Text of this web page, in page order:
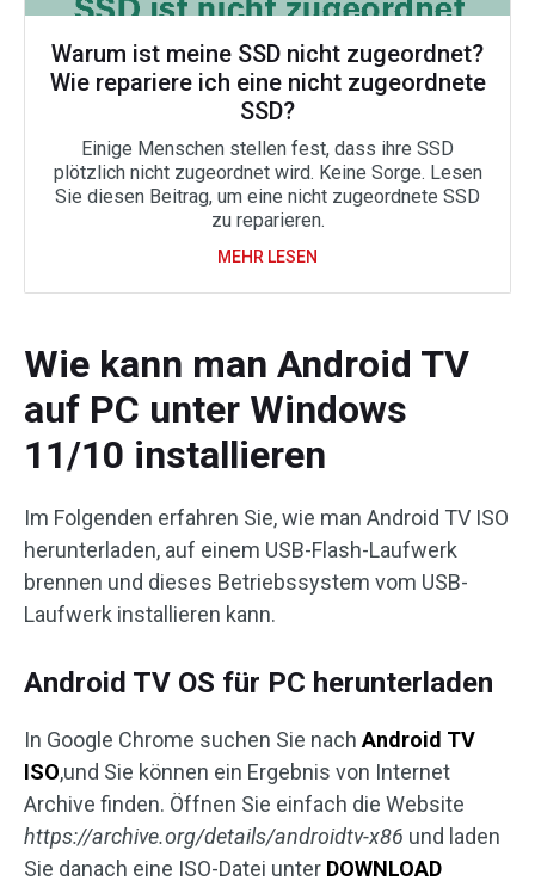
Warum ist meine SSD nicht zugeordnet?
Wie repariere ich eine nicht zugeordnete
SSD?
Einige Menschen stellen fest, dass ihre SSD
plötzlich nicht zugeordnet wird. Keine Sorge. Lesen
Sie diesen Beitrag, um eine nicht zugeordnete SSD
zu reparieren.
MEHR LESEN
Wie kann man Android TV
auf PC unter Windows
11/10 installieren
Im Folgenden erfahren Sie, wie man Android TV ISO
herunterladen, auf einem USB-Flash-Laufwerk
brennen und dieses Betriebssystem vom USB-
Laufwerk installieren kann.
Android TV OS für PC herunterladen
In Google Chrome suchen Sie nach Android TV
ISO,und Sie können ein Ergebnis von Internet
Archive finden. Öffnen Sie einfach die Website
https://archive.org/details/androidtv-x86 und laden
Sie danach eine ISO-Datei unter DOWNLOAD